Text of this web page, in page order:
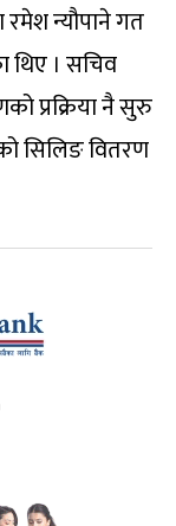
न्यौपाने गत
थिए । सचिव
प्रक्रिया नै सुरु
सिलिङ वितरण